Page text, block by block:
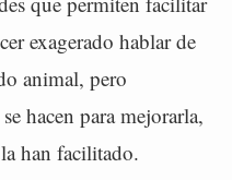
exagerado hablar de
animal, pero
hacen para mejorarla,
han facilitado.